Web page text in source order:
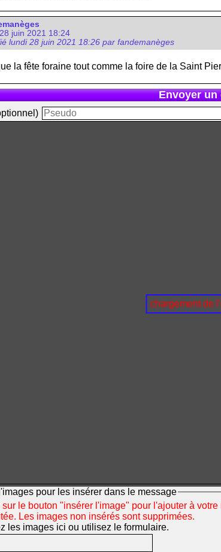
juin 2021 18:24
lundi 28 juin 2021 18:26 par fandemanèges
la fête foraine tout comme la foire de la Saint
Envoyer un
chargement de
pour les insérer dans le message
le bouton "insérer l'image" pour l'ajouter à
Les images non insérés sont supprimées.
les images ici ou utilisez le formulaire.